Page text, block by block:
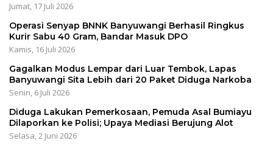
Jumat, 17 Juli 2026
Operasi Senyap BNNK Banyuwangi Berhasil Ringkus
Kurir Sabu 40 Gram, Bandar Masuk DPO
Kamis, 16 Juli 2026
Gagalkan Modus Lempar dari Luar Tembok, Lapas
Banyuwangi Sita Lebih dari 20 Paket Diduga Narkoba
Senin, 6 Juli 2026
Diduga Lakukan Pemerkosaan, Pemuda Asal Bumiayu
Dilaporkan ke Polisi; Upaya Mediasi Berujung Alot
Selasa, 2 Juni 2026